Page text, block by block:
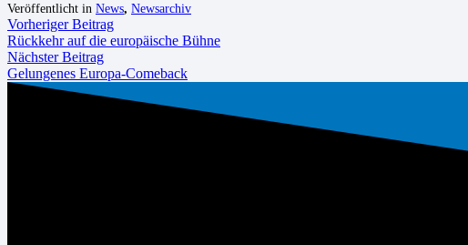
Veröffentlicht in News, Newsarchiv
Vorheriger Beitrag
Rückkehr auf die europäische Bühne
Nächster Beitrag
Gelungenes Europa-Comeback